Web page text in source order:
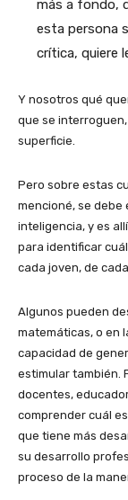
más a fondo,
esta persona
crítica, quiere
Y nosotros qué
que se
superficie.
Pero sobre estas
mencioné, se
inteligencia, y es
para identificar
cada joven, de
Algunos pueden
matemáticas, o en
capacidad de
estimular también.
docentes,
comprender cuál
que tiene más
su desarrollo
proceso de la